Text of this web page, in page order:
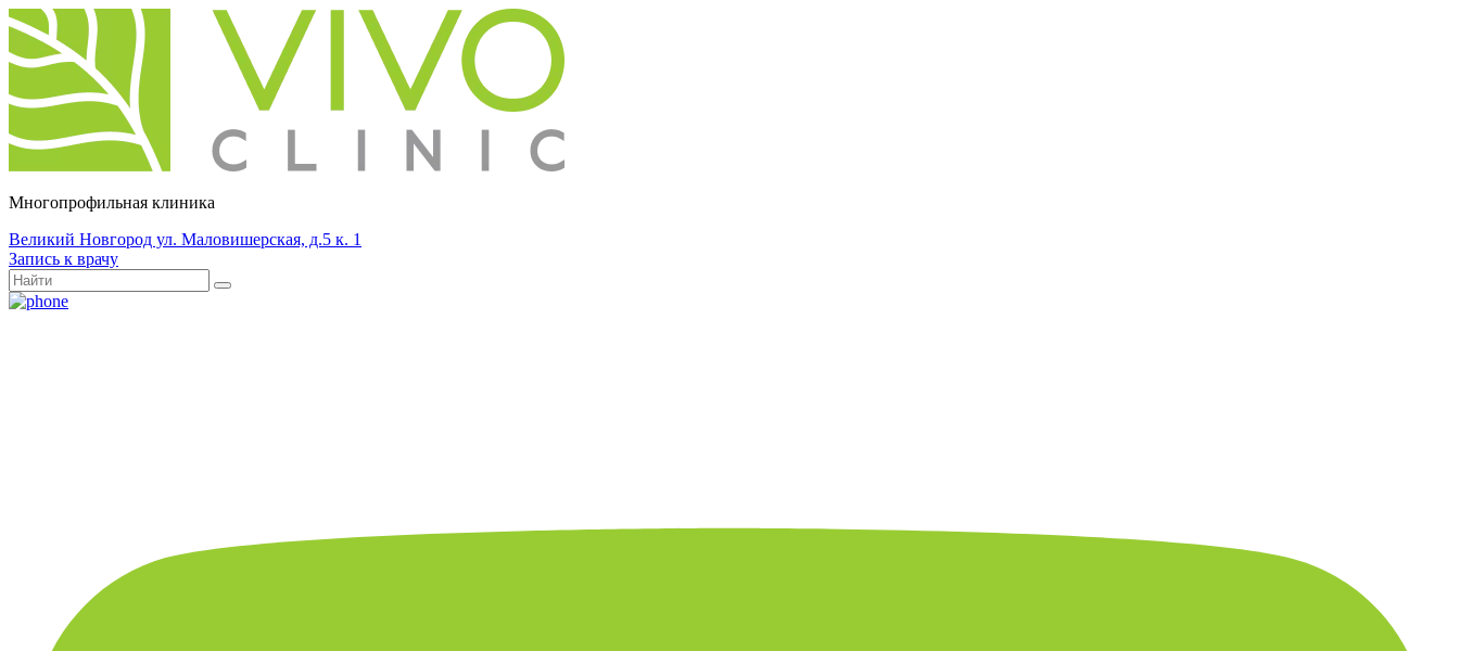
Многопрофильная клиника
Великий Новгород ул. Маловишерская, д.5 к. 1
Запись к врачу